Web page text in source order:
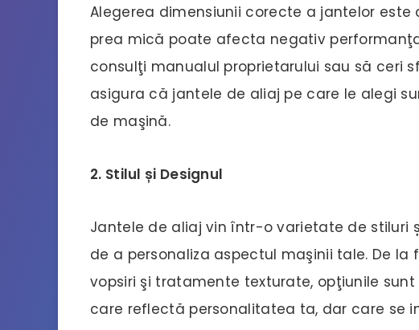
Alegerea dimensiunii corecte a jantelor
prea mică poate afecta negativ
consulţi manualul proprietarului sau să ceri
asigura că jantele de aliaj pe care le alegi
de maşină.
2. Stilul și Designul
Jantele de aliaj vin într-o varietate de stiluri
de a personaliza aspectul maşinii tale. De la
vopsiri şi tratamente texturate, opţiunile
care reflectă personalitatea ta, dar care se